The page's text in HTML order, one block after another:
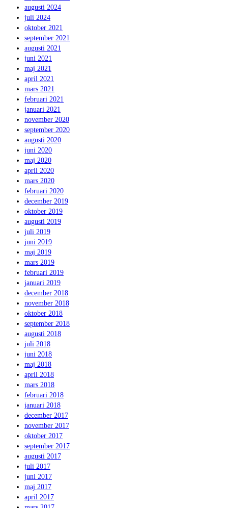
augusti 2024
juli 2024
oktober 2021
september 2021
augusti 2021
juni 2021
maj 2021
april 2021
mars 2021
februari 2021
januari 2021
november 2020
september 2020
augusti 2020
juni 2020
maj 2020
april 2020
mars 2020
februari 2020
december 2019
oktober 2019
augusti 2019
juli 2019
juni 2019
maj 2019
mars 2019
februari 2019
januari 2019
december 2018
november 2018
oktober 2018
september 2018
augusti 2018
juli 2018
juni 2018
maj 2018
april 2018
mars 2018
februari 2018
januari 2018
december 2017
november 2017
oktober 2017
september 2017
augusti 2017
juli 2017
juni 2017
maj 2017
april 2017